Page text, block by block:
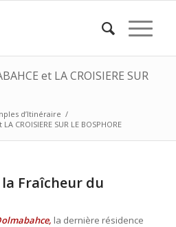
et LA CROISIERE SUR
d’Itinéraire /
CROISIERE SUR LE BOSPHORE
Fraîcheur du
la dernière résidence